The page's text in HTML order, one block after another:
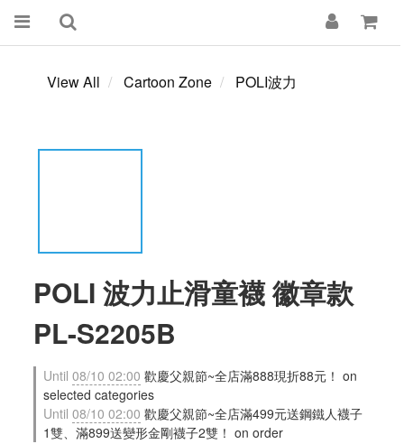
View All Cartoon Zone POLI波力
POLI 波力止滑童襪 徽章款
PL-S2205B
Until 08/10 02:00 歡慶父親節~全店滿888現折88元！ on
selected categories
Until 08/10 02:00 歡慶父親節~全店滿499元送鋼鐵人襪子
1雙、滿899送變形金剛襪子2雙！ on order